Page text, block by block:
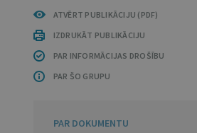
ATVĒRT PUBLIKĀCIJU (PDF)
IZDRUKĀT PUBLIKĀCIJU
PAR INFORMĀCIJAS DROŠĪBU
PAR ŠO GRUPU
PAR DOKUMENTU